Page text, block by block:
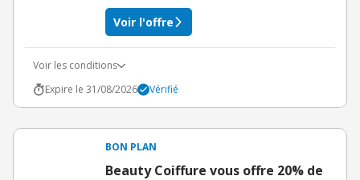
Voir l'offre
Voir les conditions
Expire le 31/08/2026
Vérifié
BON PLAN
Beauty Coiffure vous offre 20% de